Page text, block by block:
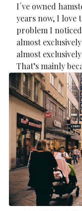
I´ve owned
years now, I love
problem I
almost
almost
That’s mainly